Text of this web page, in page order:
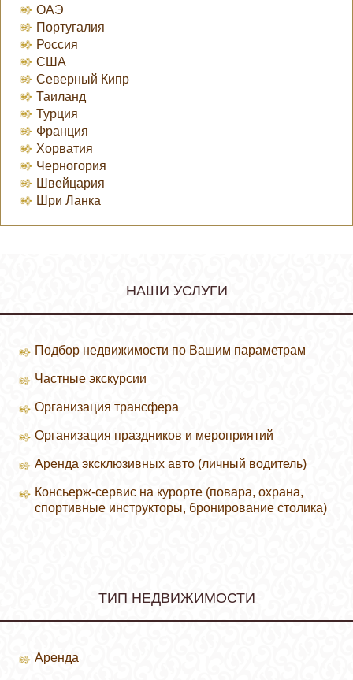
ОАЭ
Португалия
Россия
США
Северный Кипр
Таиланд
Турция
Франция
Хорватия
Черногория
Швейцария
Шри Ланка
НАШИ УСЛУГИ
Подбор недвижимости по Вашим параметрам
Частные экскурсии
Организация трансфера
Организация праздников и мероприятий
Аренда эксклюзивных авто (личный водитель)
Консьерж-сервис на курорте (повара, охрана,
спортивные инструкторы, бронирование столика)
ТИП НЕДВИЖИМОСТИ
Аренда